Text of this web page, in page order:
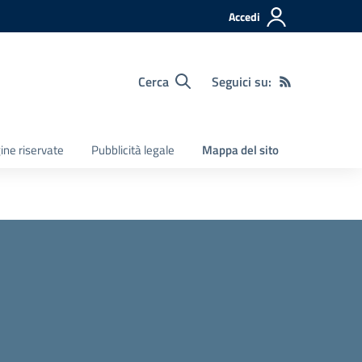
Accedi
Cerca Seguici su:
riservate Pubblicità legale Mappa del sito